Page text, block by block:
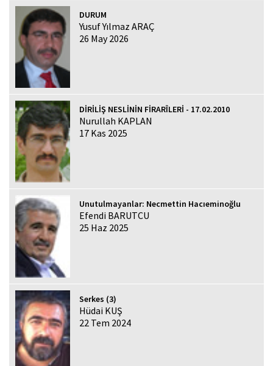
DURUM
Yusuf Yılmaz ARAÇ
26 May 2026
DİRİLİŞ NESLİNİN FİRARÎLERİ - 17.02.2010
Nurullah KAPLAN
17 Kas 2025
Unutulmayanlar: Necmettin Hacıeminoğlu
Efendi BARUTCU
25 Haz 2025
Serkes (3)
Hüdai KUŞ
22 Tem 2024